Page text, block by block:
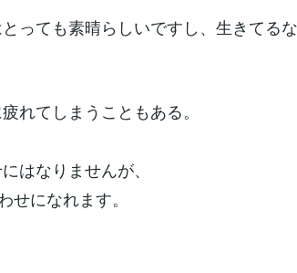
っても素晴らしいですし、生きてる
れてしまうこともある。
はなりませんが、
せになれます。